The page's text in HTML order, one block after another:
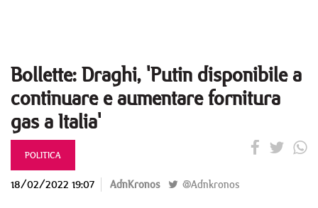
Bollette: Draghi, 'Putin disponibile a
continuare e aumentare fornitura
gas a Italia'
POLITICA
18/02/2022 19:07 AdnKronos @Adnkronos